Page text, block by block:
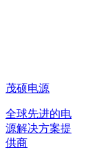
茂硕电源
全球先进的电
源解决方案提
供商